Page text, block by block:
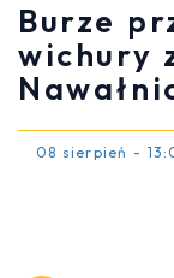
Burze
wichury
08 sierpień -